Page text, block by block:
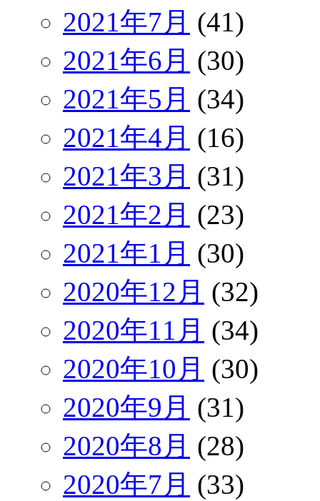
2021年7月 (41)
2021年6月 (30)
2021年5月 (34)
2021年4月 (16)
2021年3月 (31)
2021年2月 (23)
2021年1月 (30)
2020年12月 (32)
2020年11月 (34)
2020年10月 (30)
2020年9月 (31)
2020年8月 (28)
2020年7月 (33)